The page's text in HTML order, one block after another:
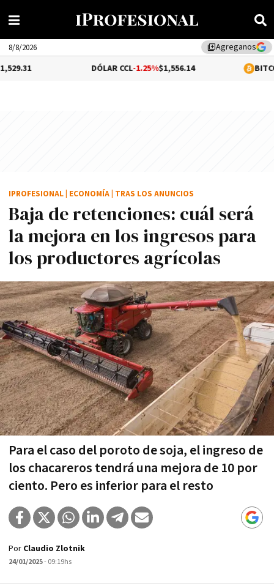
library_addAgreganos
8/8/2026
-1.25%$1,556.14 0.02%
Baja de retenciones: cuál será
la mejora en los ingresos para
los productores agrícolas
Para el caso del poroto de soja, el ingreso de
los chacareros tendrá una mejora de 10 por
ciento. Pero es inferior para el resto
IPROFESIONAL ECONOMÍA TRAS LOS ANUNCIOS
Por Claudio Zlotnik
24/01/2025- 09:19hs